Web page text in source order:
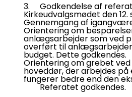
3. Godkendelse af
Kirkeudvalgsmødet den
Gennemgang af
Orientering om
anlægsarbejder som ved
overført til
budget. Dette godkendes.
Orientering om grebet ved
hoveddør, der arbejdes på
fungerer bedre end den
Referatet godkendes.